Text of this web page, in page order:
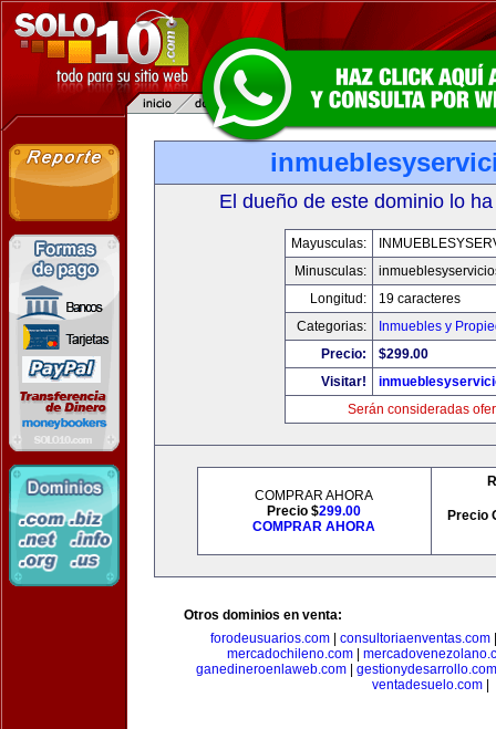
El dueño de este dominio lo
Mayusculas:
Minusculas:
Longitud:
19 caracteres
Categorias:
Inmuebles y
Precio:
$299.00
Visitar!
Serán consideradas
COMPRAR AHORA
Precio $299.00
COMPRAR AHORA
Precio
Otros dominios en venta:
forodeusuarios.com
consultoriaenventas.com
mercadochileno.com
ganedineroenlaweb.com
gestionydesarrollo.com
ventadesuelo.com